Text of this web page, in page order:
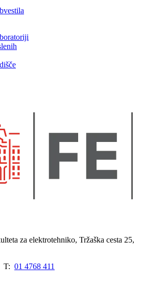
za elektrotehniko, Tržaška cesta 25,
T: 01 4768 411